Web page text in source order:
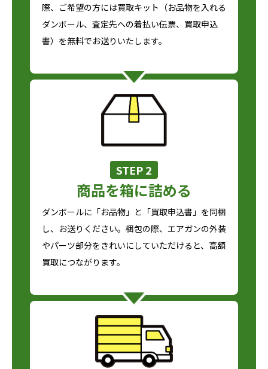
際、ご希望の方には買取キット（お品物を入れる
ダンボール、査定先への着払い伝票、買取申込
書）を無料でお送りいたします。
STEP 2
商品を箱に詰める
ダンボールに「お品物」と「買取申込書」を同梱
し、お送りください。梱包の際、エアガンの外装
やパーツ部分をきれいにしていただけると、高額
買取につながります。